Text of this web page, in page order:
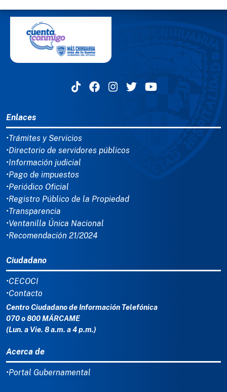
Enlaces
•Trámites y Servicios
•Directorio de servidores públicos
•Información judicial
•Pago de impuestos
•Periódico Oficial
•Registro Público de la Propiedad
•Transparencia
•Ventanilla Única Nacional
•Recomendación 21/2024
Ciudadano
•CECOCI
•Contacto
Centro Ciudadano de Información Telefónica
070 o 800 MÁRCAME
(Lun. a Vie. 8 a.m. a 4 p.m.)
Acerca de
•Portal Gubernamental